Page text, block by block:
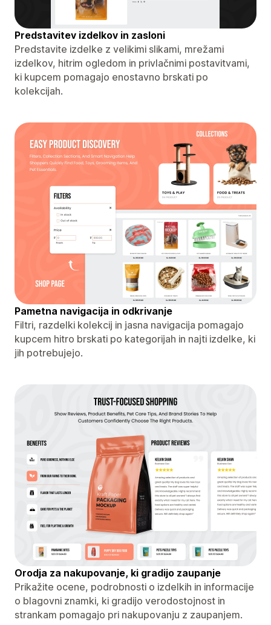
Predstavitev izdelkov in zasloni
Predstavite izdelke z velikimi slikami, mrežami
izdelkov, hitrim ogledom in privlačnimi postavitvami,
ki kupcem pomagajo enostavno brskati po
kolekcijah.
Pametna navigacija in odkrivanje
Filtri, razdelki kolekcij in jasna navigacija pomagajo
kupcem hitro brskati po kategorijah in najti izdelke, ki
jih potrebujejo.
Orodja za nakupovanje, ki gradijo zaupanje
Prikažite ocene, podrobnosti o izdelkih in informacije
o blagovni znamki, ki gradijo verodostojnost in
strankam pomagajo pri nakupovanju z zaupanjem.